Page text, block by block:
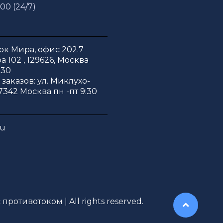
(24/7)
Мира, офис 202.7
102 , 129626, Москва
ул. Миклухо-
Москва пн -пт 9:30
| All rights reserved.